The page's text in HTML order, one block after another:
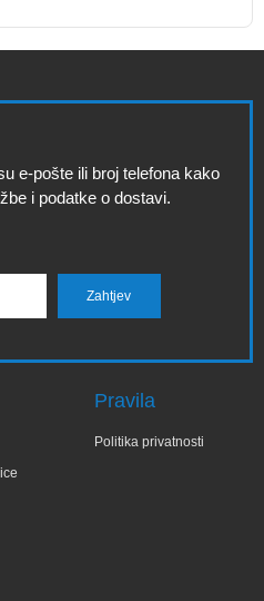
e-pošte ili broj telefona kako
i podatke o dostavi.
Pravila
Politika privatnosti